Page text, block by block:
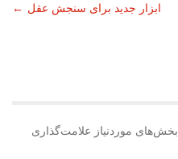
← ابزار جدید برای سنجش عقل
بخش‌های موردنیاز علامت‌گذاری